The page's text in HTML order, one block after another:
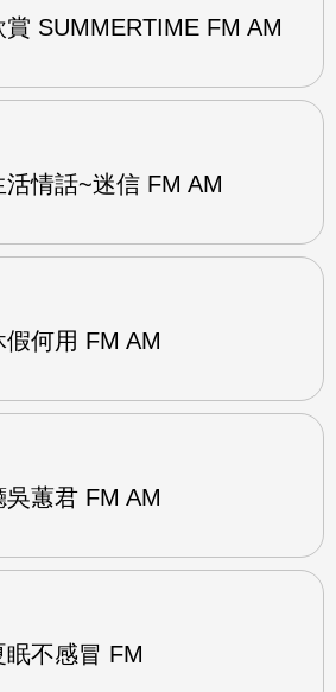
SUMMERTIME FM AM
情話~迷信 FM AM
何用 FM AM
蕙君 FM AM
不感冒 FM